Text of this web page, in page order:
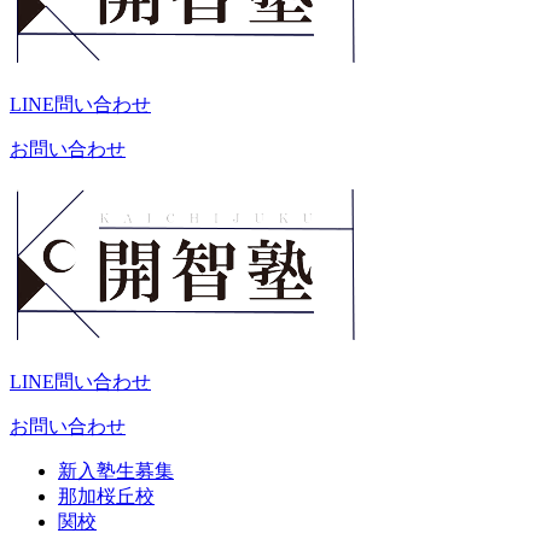
LINE問い合わせ
お問い合わせ
LINE問い合わせ
お問い合わせ
新入塾生募集
那加桜丘校
関校